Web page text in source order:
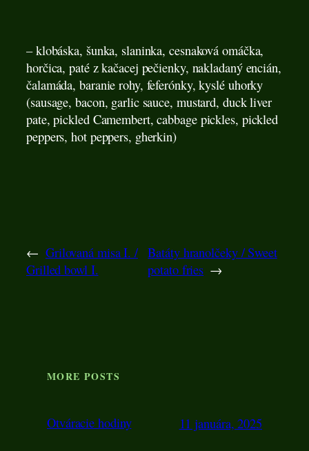
– klobáska, šunka, slaninka, cesnaková omáčka,
horčica, paté z kačacej pečienky, nakladaný encián,
čalamáda, baranie rohy, feferónky, kyslé uhorky
(sausage, bacon, garlic sauce, mustard, duck liver
pate, pickled Camembert, cabbage pickles, pickled
peppers, hot peppers, gherkin)
← Grilovaná misa I. /
Grilled bowl I.
Batáty hranolčeky / Sweet
potato fries →
MORE POSTS
Otváracie hodiny 11 januára, 2025